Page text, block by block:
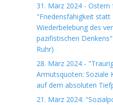
31. März 2024 - Ostern
"Friedensfähigkeit statt
Wiederbelebung des
pazifistischen
Ruhr)
28. März 2024 -
Armutsquoten: Soziale
auf dem absoluten
21. März 2024: